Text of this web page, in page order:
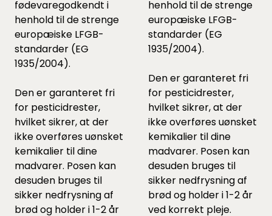
fødevaregodkendt i
henhold til de strenge
europæiske LFGB-
standarder (EG
1935/2004).
Den er garanteret fri
for pesticidrester,
hvilket sikrer, at der
ikke overføres uønsket
kemikalier til dine
madvarer. Posen kan
desuden bruges til
sikker nedfrysning af
brød og holder i 1-2 år
henhold til de strenge
europæiske LFGB-
standarder (EG
1935/2004).
Den er garanteret fri
for pesticidrester,
hvilket sikrer, at der
ikke overføres uønsket
kemikalier til dine
madvarer. Posen kan
desuden bruges til
sikker nedfrysning af
brød og holder i 1-2 år
ved korrekt pleje.